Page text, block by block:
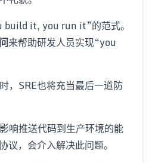
build it, you run it”的范式。
来帮助研发人员实现“you
，SRE也将充当最后一道防
响推送代码到生产环境的能
议，会介入解决此问题。